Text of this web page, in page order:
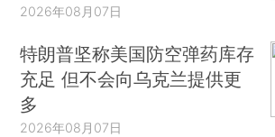
2026年08月07日
特朗普坚称美国防空弹药库存
充足 但不会向乌克兰提供更
多
2026年08月07日